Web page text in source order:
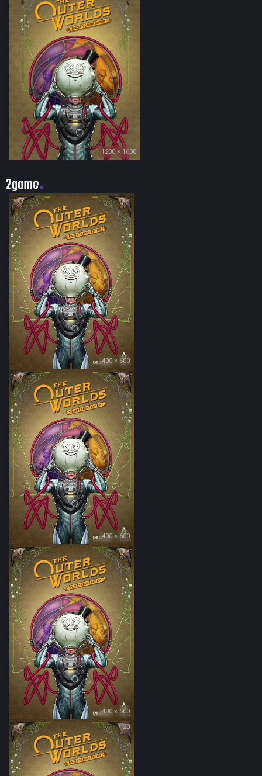
1200 × 1600
2game
400 × 600
400 × 600
400 × 600
20